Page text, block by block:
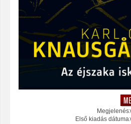
Megjelenés:
Első kiadás dátuma: